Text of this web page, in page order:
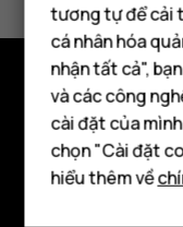
Điện
Điện
Máy
Có Không
Khám phá
Giới thiệu
tương tự để cải
cá nhân hóa
nhận tất cả",
và các công
cài đặt của
chọn "Cài đặt
hiểu thêm về